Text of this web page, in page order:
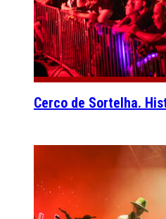
Cerco de Sortelha.